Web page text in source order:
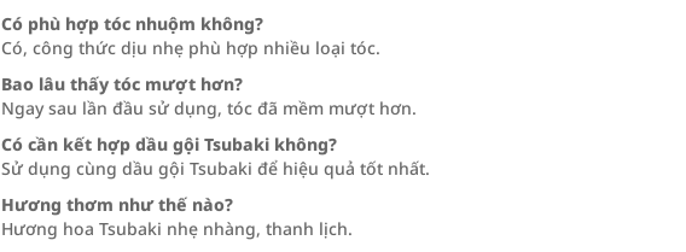
Có phù hợp tóc nhuộm không?
Có, công thức dịu nhẹ phù hợp nhiều loại tóc.
Bao lâu thấy tóc mượt hơn?
Ngay sau lần đầu sử dụng, tóc đã mềm mượt hơn.
Có cần kết hợp dầu gội Tsubaki không?
Sử dụng cùng dầu gội Tsubaki để hiệu quả tốt nhất.
Hương thơm như thế nào?
Hương hoa Tsubaki nhẹ nhàng, thanh lịch.